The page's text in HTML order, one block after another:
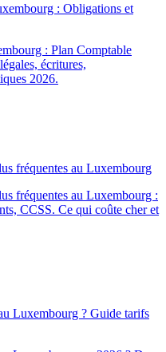
: Obligations et
: Plan Comptable
écritures,
2026.
fréquentes au Luxembourg
fréquentes au Luxembourg :
CCSS. Ce qui coûte cher et
Luxembourg ? Guide tarifs